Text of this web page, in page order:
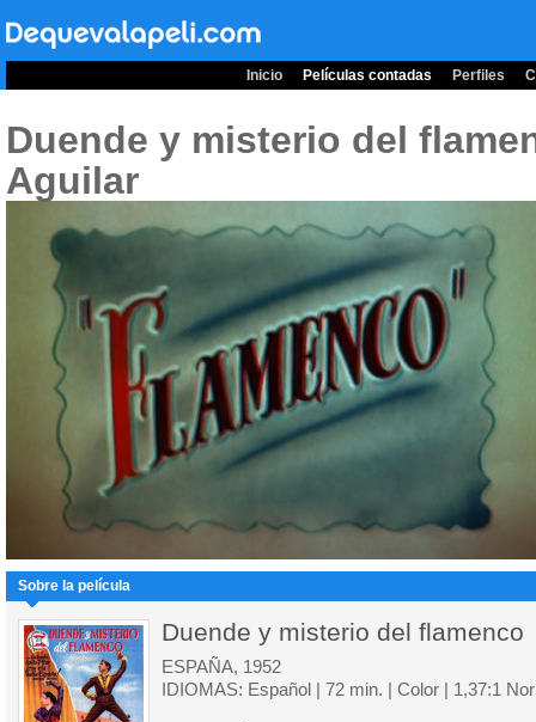
Inicio Películas contadas Perfiles
Duende y misterio del
Aguilar
Sobre la película
Duende y misterio del flamenco
ESPAÑA, 1952
IDIOMAS: Español | 72 min. | Color | 1,37:1